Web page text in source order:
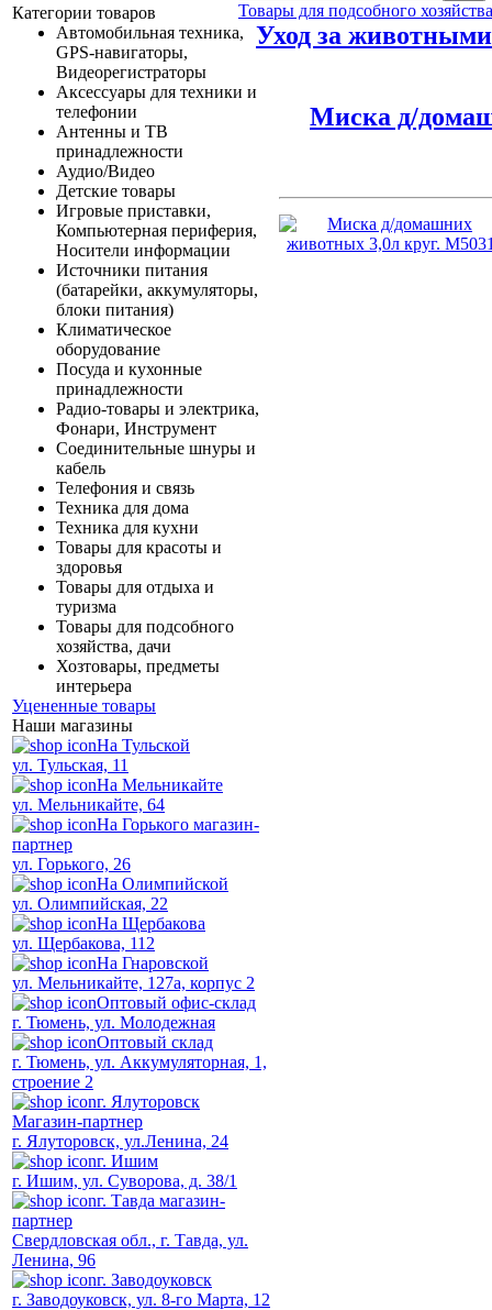
Категории товаров
Автомобильная техника,
GPS-навигаторы,
Видеорегистраторы
Аксессуары для техники и
телефонии
Антенны и ТВ
принадлежности
Аудио/Видео
Детские товары
Игровые приставки,
Компьютерная периферия,
Носители информации
Источники питания
(батарейки, аккумуляторы,
блоки питания)
Климатическое
оборудование
Посуда и кухонные
принадлежности
Радио-товары и электрика,
Фонари, Инструмент
Соединительные шнуры и
кабель
Телефония и связь
Техника для дома
Техника для кухни
Товары для красоты и
здоровья
Товары для отдыха и
туризма
Товары для подсобного
хозяйства, дачи
Хозтовары, предметы
интерьера
Уцененные товары
Наши магазины
На Тульской
ул. Тульская, 11
На Мельникайте
ул. Мельникайте, 64
На Горького магазин-
партнер
ул. Горького, 26
На Олимпийской
ул. Олимпийская, 22
На Щербакова
ул. Щербакова, 112
На Гнаровской
ул. Мельникайте, 127а, корпус 2
Оптовый офис-склад
г. Тюмень, ул. Молодежная
Оптовый склад
г. Тюмень, ул. Аккумуляторная, 1,
строение 2
г. Ялуторовск
Магазин-партнер
г. Ялуторовск, ул.Ленина, 24
г. Ишим
г. Ишим, ул. Суворова, д. 38/1
г. Тавда магазин-
партнер
Свердловская обл., г. Тавда, ул.
Ленина, 96
г. Заводоуковск
г. Заводоуковск, ул. 8-го Марта, 12
Товары для подсобного
Уход за животными
Миска д/